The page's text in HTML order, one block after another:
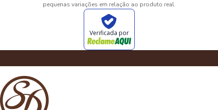
pequenas variações em relação ao produto real.
Verificada por